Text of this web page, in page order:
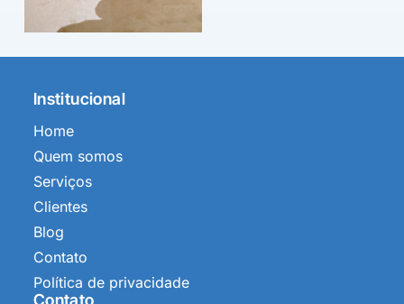
Institucional
Home
Quem somos
Serviços
Clientes
Blog
Contato
Política de privacidade
Contato